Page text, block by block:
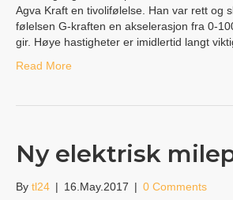
Agva Kraft en tivolifølelse. Han var rett og
følelsen G-kraften en akselerasjon fra 0-
gir. Høye hastigheter er imidlertid langt
Read More
Ny elektrisk
By tl24 | 16.May.2017 | 0 Comments